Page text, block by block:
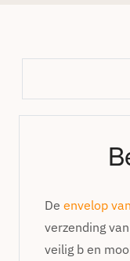
De envelop
verzending
veilig b en